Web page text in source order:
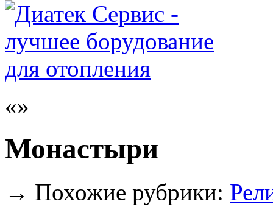
Монастыри
→ Похожие рубрики: